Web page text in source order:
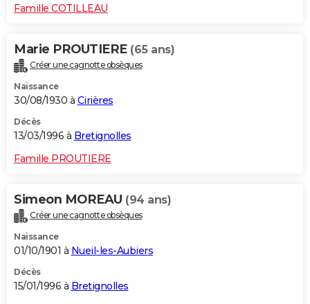
Famille COTILLEAU
Marie PROUTIERE (65 ans)
Créer une cagnotte obsèques
Naissance
30/08/1930 à Cirières
Décès
13/03/1996 à Bretignolles
Famille PROUTIERE
Simeon MOREAU (94 ans)
Créer une cagnotte obsèques
Naissance
01/10/1901 à Nueil-les-Aubiers
Décès
15/01/1996 à Bretignolles